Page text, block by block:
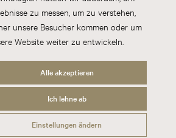
zu messen, um zu verstehen,
unsere Besucher kommen oder um
Website weiter zu entwickeln.
Alle akzeptieren
Ich lehne ab
Einstellungen ändern
Impressum Cookies